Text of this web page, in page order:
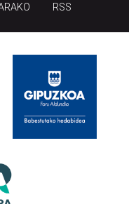
RSS